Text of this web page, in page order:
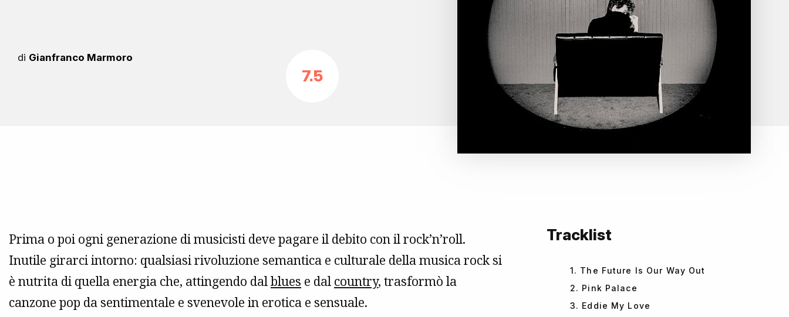
di Gianfranco Marmoro
7.5
Prima o poi ogni generazione di musicisti deve pagare il debito con il rock’n’roll.
Inutile girarci intorno: qualsiasi rivoluzione semantica e culturale della musica rock si
è nutrita di quella energia che, attingendo dalblues e dal country, trasformò la
canzone pop da sentimentale e svenevole in erotica e sensuale.
Tracklist
1. The Future Is Our Way Out
2. Pink Palace
3. Eddie My Love